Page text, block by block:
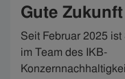
Gute Zukunft
Seit Februar 2025
im Team des IKB-